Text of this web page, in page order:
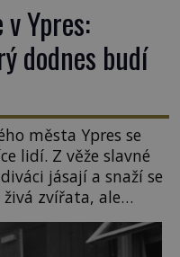
Ypres:
dodnes budí
města Ypres se
lidí. Z věže slavné
jásají a snaží se
zvířata, ale
to ale bylo jinak.
jeden z